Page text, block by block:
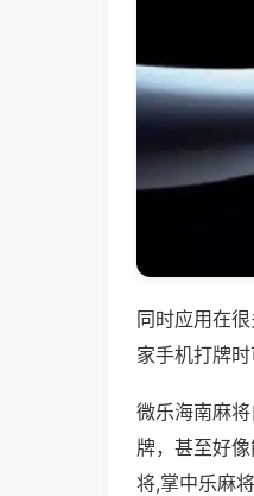
同时应用在
家手机打牌
微乐海南麻
牌，甚至好
将,掌中乐麻